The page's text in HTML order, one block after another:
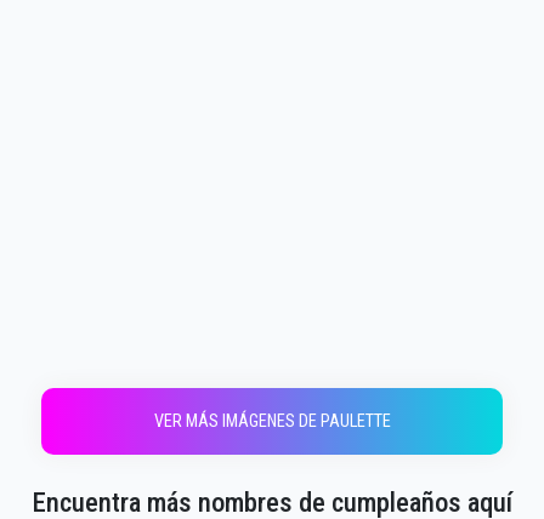
VER MÁS IMÁGENES DE PAULETTE
Encuentra más nombres de cumpleaños aquí